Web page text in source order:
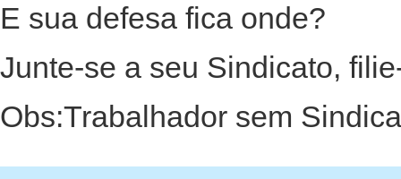
E sua defesa fica onde?
Junte-se a seu Sindicato,
Obs:Trabalhador sem